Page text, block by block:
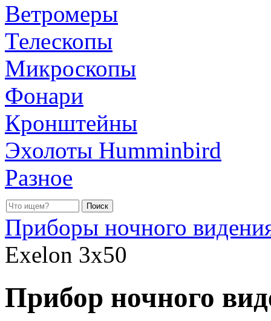
Ветромеры
Телескопы
Микроскопы
Фонари
Кронштейны
Эхолоты Humminbird
Разное
Приборы ночного
Exelon 3x50
Прибор ночного